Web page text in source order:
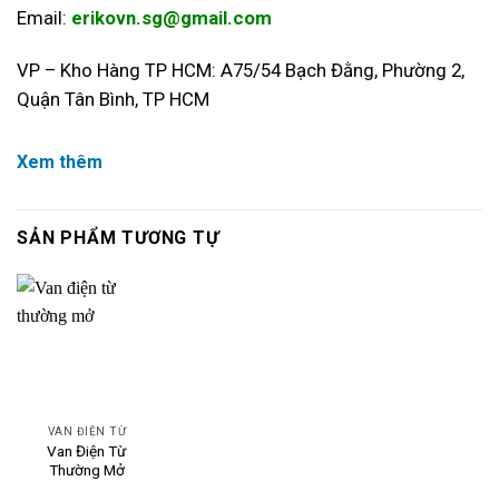
Email: erikovn.sg@gmail.com
VP – Kho Hàng TP HCM: A75/54 Bạch Đằng, Phường 2,
Quận Tân Bình, TP HCM
Xem thêm
SẢN PHẨM TƯƠNG TỰ
VAN ĐIỆN TỪ
Van Điện Từ
Thường Mở